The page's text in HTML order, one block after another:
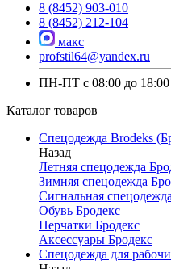
8 (8452) 903-010
8 (8452) 212-104
макс
profstil64@yandex.ru
ПН-ПТ с 08:00 до
Каталог товаров
Спецодежда Brodeks
Назад
Летняя спецодежда
Зимняя спецодежда
Сигнальная
Обувь Бродекс
Перчатки Бродекс
Аксессуары Бродекс
Спецодежда для